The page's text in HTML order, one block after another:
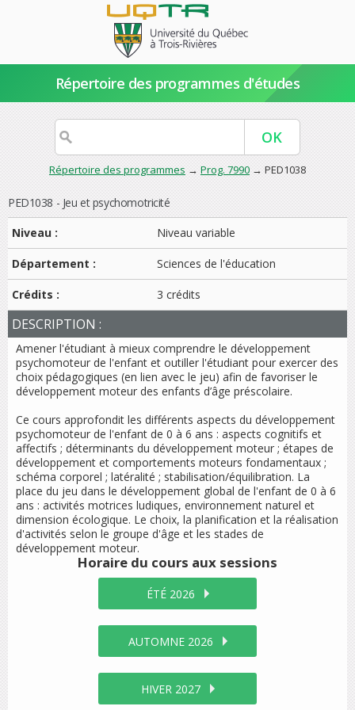
Répertoire des programmes d'études
Répertoire des programmes → Prog. 7990 → PED1038
PED1038 - Jeu et psychomotricité
Niveau :
Niveau variable
Département : Sciences de l'éducation
Crédits : 3 crédits
DESCRIPTION :
Amener l'étudiant à mieux comprendre le développement
psychomoteur de l'enfant et outiller l'étudiant pour exercer des
choix pédagogiques (en lien avec le jeu) afin de favoriser le
développement moteur des enfants d’âge préscolaire.
Ce cours approfondit les différents aspects du développement
psychomoteur de l'enfant de 0 à 6 ans : aspects cognitifs et
affectifs ; déterminants du développement moteur ; étapes de
développement et comportements moteurs fondamentaux ;
schéma corporel ; latéralité ; stabilisation/équilibration. La
place du jeu dans le développement global de l'enfant de 0 à 6
ans : activités motrices ludiques, environnement naturel et
dimension écologique. Le choix, la planification et la réalisation
d'activités selon le groupe d'âge et les stades de
développement moteur.
Horaire du cours aux sessions
ÉTÉ 2026
AUTOMNE 2026
HIVER 2027